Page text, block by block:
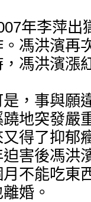
年李萍出
。馮洪濱再
，馮洪濱漲
是，事與願
蹺地突發嚴
又得了抑郁
迫害後馮洪
月不能吃東
婚。